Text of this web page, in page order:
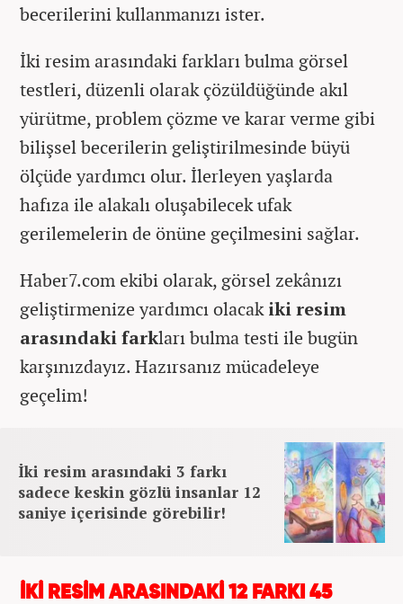
becerilerini kullanmanızı ister.
İki resim arasındaki farkları bulma görsel
testleri, düzenli olarak çözüldüğünde akıl
yürütme, problem çözme ve karar verme gibi
bilişsel becerilerin geliştirilmesinde büyü
ölçüde yardımcı olur. İlerleyen yaşlarda
hafıza ile alakalı oluşabilecek ufak
gerilemelerin de önüne geçilmesini sağlar.
Haber7.com ekibi olarak, görsel zekânızı
geliştirmenize yardımcı olacakiki resim
arasındaki farkları bulma testi ile bugün
karşınızdayız. Hazırsanız mücadeleye
geçelim!
İki resim arasındaki 3 farkı
sadece keskin gözlü insanlar 12
saniye içerisinde görebilir!
İKİ RESİM ARASINDAKİ 12 FARKI 45